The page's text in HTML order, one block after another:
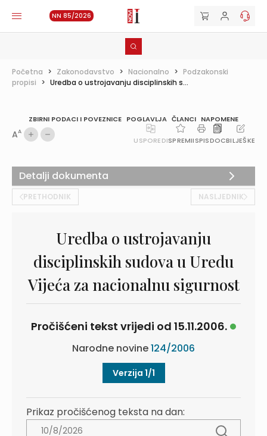
NN 85/2026
Početna > Zakonodavstvo > Nacionalno > Podzakonski
propisi > Uredba o ustrojavanju disciplinskih s...
ZBIRNI PODACI I POVEZNICE POGLAVLJA ČLANCI NAPOMENE
AA
USPOREDISPREMIISPISDOCBILJEŠKE
PRETHODNIK NASLJEDNIK
Uredba o ustrojavanju
disciplinskih sudova u Uredu
Vijeća za nacionalnu sigurnost
Pročišćeni tekst vrijedi od 15.11.2006.
Narodne novine124/2006
Verzija 1/1
Prikaz pročišćenog teksta na dan:
Detalji dokumenta